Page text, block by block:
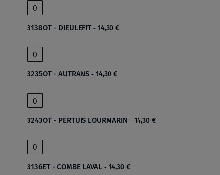
3138OT - DIEULEFIT 14,30 €
3235OT - AUTRANS 14,30 €
3243OT - PERTUIS LOURMARIN 14,30 €
3136ET - COMBE LAVAL 14,30 €